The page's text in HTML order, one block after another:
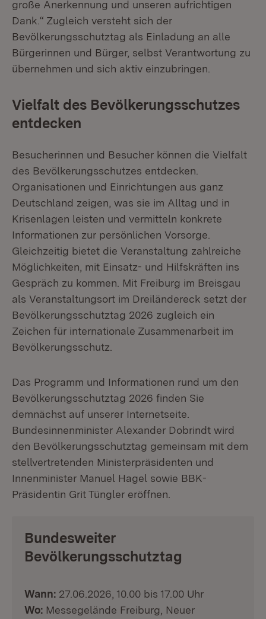
große Anerkennung und unseren aufrichtigen
Dank.“ Zugleich versteht sich der
Bevölkerungsschutztag als Einladung an alle
Bürgerinnen und Bürger, selbst Verantwortung zu
übernehmen und sich aktiv einzubringen.
Vielfalt des Bevölkerungsschutzes
entdecken
Besucherinnen und Besucher können die Vielfalt
des Bevölkerungsschutzes entdecken.
Organisationen und Einrichtungen aus ganz
Deutschland zeigen, was sie im Alltag und in
Krisenlagen leisten und vermitteln konkrete
Informationen zur persönlichen Vorsorge.
Gleichzeitig bietet die Veranstaltung zahlreiche
Möglichkeiten, mit Einsatz- und Hilfskräften ins
Gespräch zu kommen. Mit Freiburg im Breisgau
als Veranstaltungsort im Dreiländereck setzt der
Bevölkerungsschutztag 2026 zugleich ein
Zeichen für internationale Zusammenarbeit im
Bevölkerungsschutz.
Das Programm und Informationen rund um den
Bevölkerungsschutztag 2026 finden Sie
demnächst auf unserer Internetseite.
Bundesinnenminister Alexander Dobrindt wird
den Bevölkerungsschutztag gemeinsam mit dem
stellvertretenden Ministerpräsidenten und
Innenminister Manuel Hagel sowie BBK-
Präsidentin Grit Tüngler eröffnen.
Bundesweiter
Bevölkerungsschutztag
Wann: 27.06.2026, 10.00 bis 17.00 Uhr
Wo: Messegelände Freiburg, Neuer